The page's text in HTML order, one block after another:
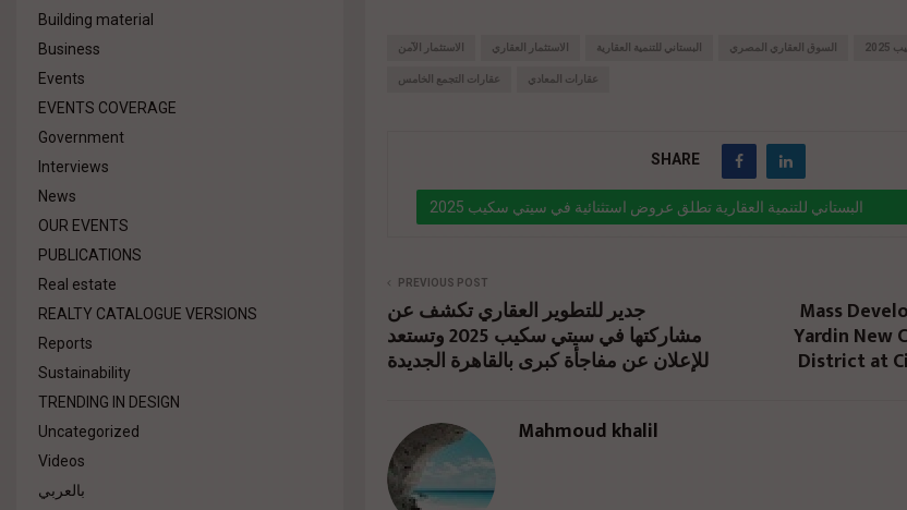
الاستثمار الآمن الاستثمار العقاري البستاني للتنمية العقارية السوق العقاري المصري
عقارات التجمع الخامس عقارات المعادي
SHARE
البستاني للتنمية العقارية تطلق عروض استثنائية في سيتي سكيب 2025
PREVIOUS POST
جدير للتطوير العقاري تكشف عن
مشاركتها في سيتي سكيب 2025 وتستعد
للإعلان عن مفاجأة كبرى بالقاهرة الجديدة
Mass
Yardin New
District at
Mahmoud khalil
Building material
Business
Events
EVENTS COVERAGE
Government
Interviews
News
OUR EVENTS
PUBLICATIONS
Real estate
REALTY CATALOGUE VERSIONS
Reports
Sustainability
TRENDING IN DESIGN
Uncategorized
Videos
بالعربي